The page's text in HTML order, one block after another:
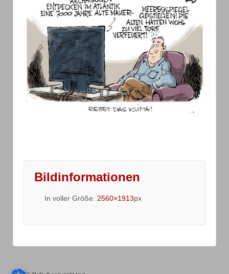
Bildinformationen
In voller Größe: 2560×1913px